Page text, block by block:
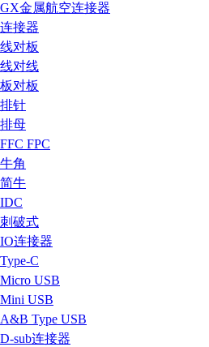
GX金属航空连接器
连接器
线对板
线对线
板对板
排针
排母
FFC FPC
牛角
简牛
IDC
刺破式
IO连接器
Type-C
Micro USB
Mini USB
A&B Type USB
D-sub连接器